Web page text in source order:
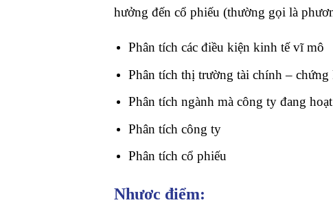
hưởng đến cổ phiếu (thường gọi là
Phân tích các điều kiện kinh tế vĩ mô
Phân tích thị trường tài chính – chứng
Phân tích ngành mà công ty đang
Phân tích công ty
Phân tích cổ phiếu
Nhươc điểm: